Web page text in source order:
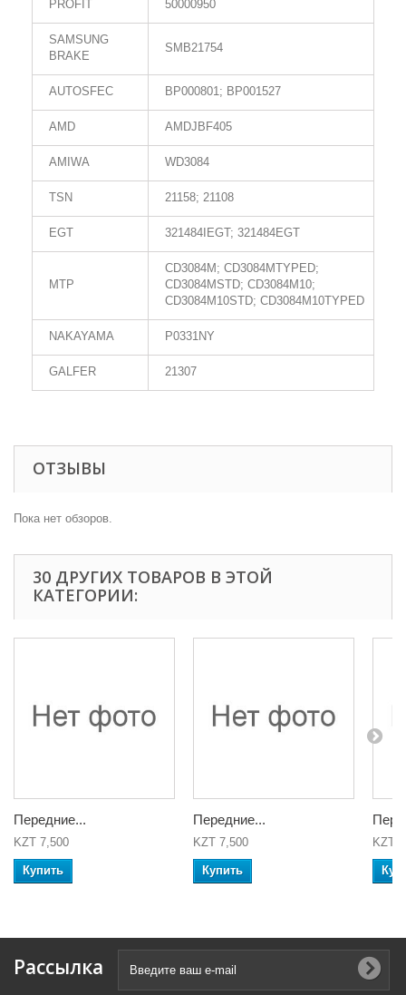
PROFIT 50000950
SAMSUNG
BRAKE
SMB21754
AUTOSFEC BP000801; BP001527
AMD AMDJBF405
AMIWA WD3084
TSN 21158; 21108
EGT 321484IEGT; 321484EGT
MTP
CD3084M; CD3084MTYPED;
CD3084MSTD; CD3084M10;
CD3084M10STD; CD3084M10TYPED
NAKAYAMA P0331NY
GALFER 21307
ОТЗЫВЫ
Пока нет обзоров.
30 ДРУГИХ ТОВАРОВ В ЭТОЙ
КАТЕГОРИИ:
Передние...
KZT 7,500
Купить
Передние...
KZT 7,500
Купить
KZT
Рассылка